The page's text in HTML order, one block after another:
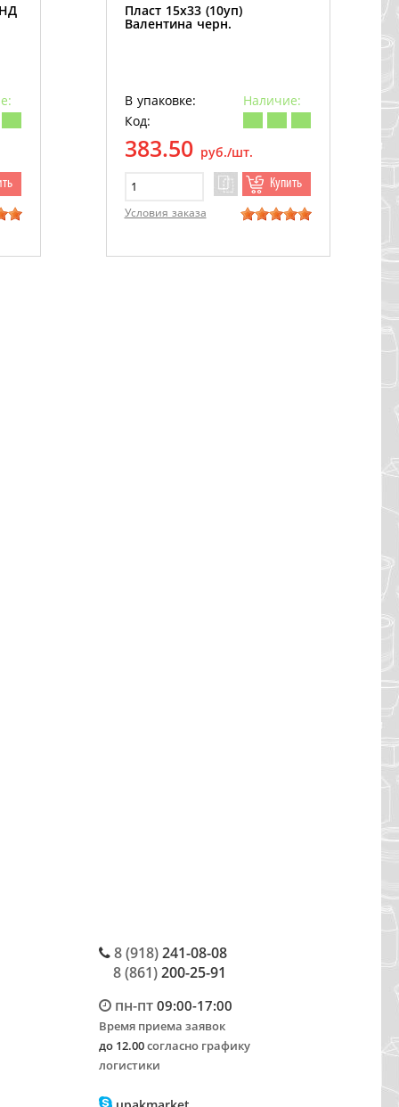
Пласт 15х33 (10уп)
Валентина черн.
В упаковке:
Наличие:
Код:
383.50 руб./шт.
Купить
Условия заказа
8 (918)241-08-08
8 (861)200-25-91
пн-пт09:00-17:00
Время приема заявок
до 12.00согласно графику
логистики